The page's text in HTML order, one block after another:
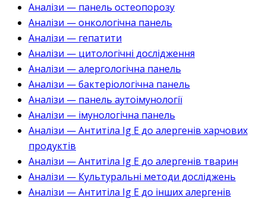
Аналізи — панель остеопорозу
Аналізи — онкологічна панель
Аналізи — гепатити
Аналізи — цитологічні дослідження
Аналізи — алергологічна панель
Аналізи — бактеріологічна панель
Аналізи — панель аутоімунології
Аналізи — імунологічна панель
Аналізи — Антитіла Ig E до алергенів харчових
продуктів
Аналізи — Антитіла Ig E до алергенів тварин
Аналізи — Культуральні методи досліджень
Аналізи — Антитіла Ig E до інших алергенів